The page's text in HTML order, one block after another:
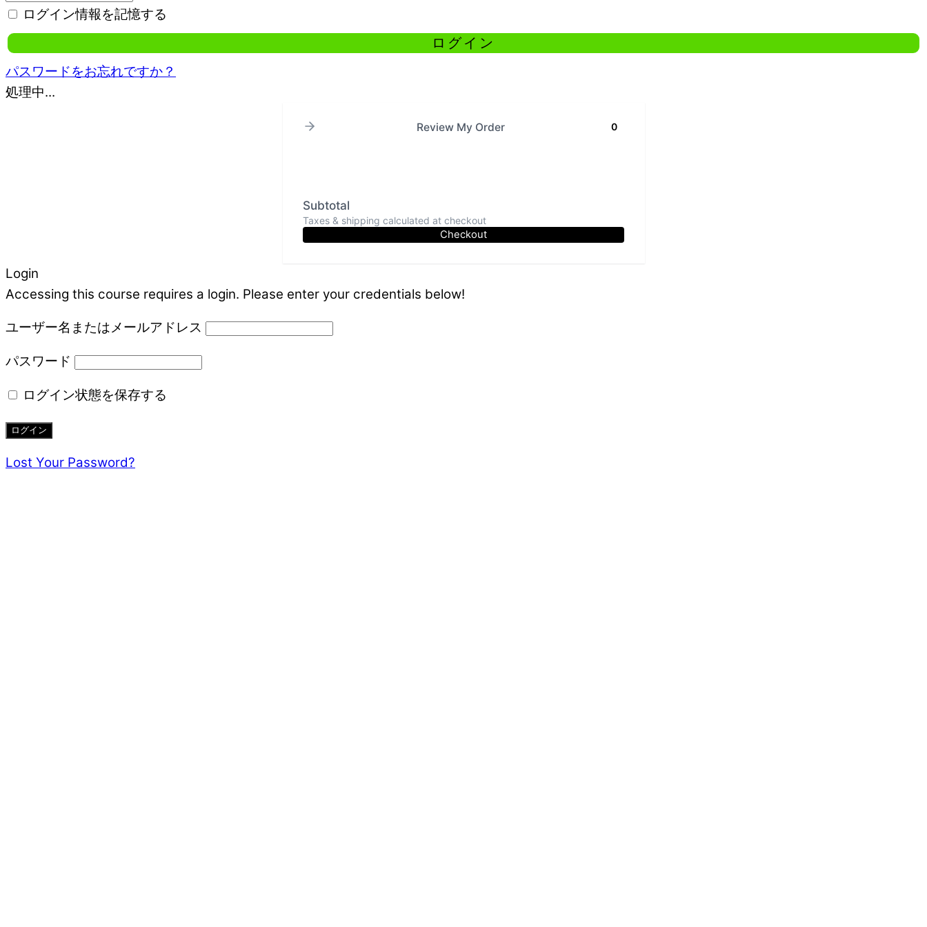
ログイン情報を記憶する
パスワードをお忘れですか？
処理中...
Review My Order 0
Subtotal
Taxes & shipping calculated at checkout
Checkout
Login
Accessing this course requires a login. Please enter your credentials below!
ユーザー名またはメールアドレス
パスワード
ログイン状態を保存する
Lost Your Password?